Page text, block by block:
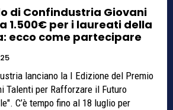
di Confindustria Giovani
1.500€ per i laureati della
ecco come partecipare
lanciano la I Edizione del Premio
Talenti per Rafforzare il Futuro
C’è tempo fino al 18 luglio per